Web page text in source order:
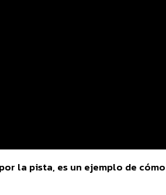
la pista, es un ejemplo de cómo